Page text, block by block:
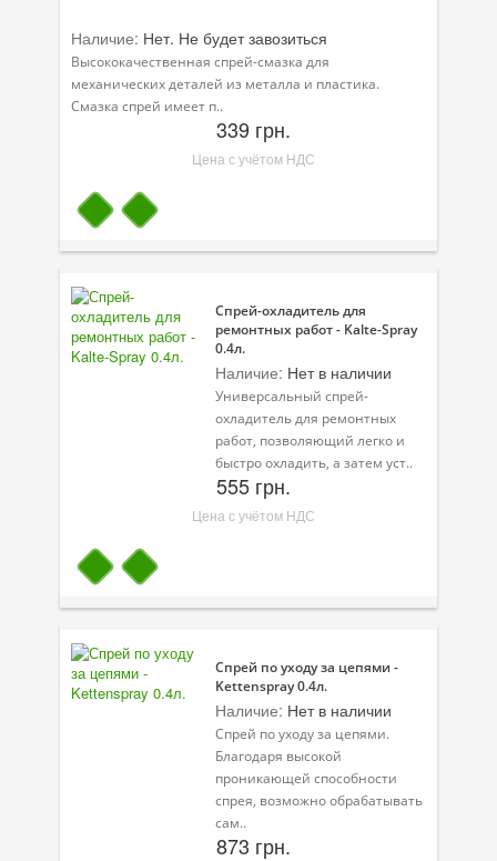
Наличие: Нет. Не будет завозиться
Высококачественная спрей-смазка для
механических деталей из металла и пластика.
Смазка спрей имеет п..
339 грн.
Цена с учётом НДС
Спрей-охладитель для
ремонтных работ - Kalte-Spray
0.4л.
Наличие: Нет в наличии
Универсальный спрей-
охладитель для ремонтных
работ, позволяющий легко и
быстро охладить, а затем уст..
555 грн.
Цена с учётом НДС
Спрей по уходу за цепями -
Kettenspray 0.4л.
Наличие: Нет в наличии
Спрей по уходу за цепями.
Благодаря высокой
проникающей способности
спрея, возможно обрабатывать
сам..
873 грн.